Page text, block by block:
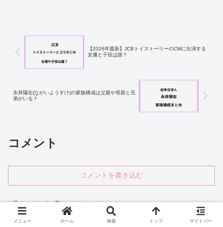
【2026年最新】JCBトイストーリーのCMに出演する
女優と子役は誰？
永井陽右(ながいようすけ)の家族構成は父親や母親と兄
弟がいる？
コメント
コメントを書き込む
ホーム entertainment-news
メニュー ホーム 検索 トップ サイドバー